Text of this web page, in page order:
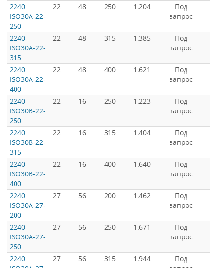
2240
ISO30A-22-
250
22 48 250 1.204
Под
запрос
2240
ISO30A-22-
315
22 48 315 1.385
Под
запрос
2240
ISO30A-22-
400
22 48 400 1.621
Под
запрос
2240
ISO30B-22-
250
22 16 250 1.223
Под
запрос
2240
ISO30B-22-
315
22 16 315 1.404
Под
запрос
2240
ISO30B-22-
400
22 16 400 1.640
Под
запрос
2240
ISO30A-27-
200
27 56 200 1.462
Под
запрос
2240
ISO30A-27-
250
27 56 250 1.671
Под
запрос
2240
27 56 315 1.944
Под